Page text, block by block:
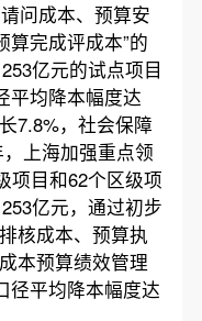
问成本、预算安
算完成评成本”的
亿元的试点项目
平均降本幅度达
7.8%，社会保障
上海加强重点领
项目和62个区级项
亿元，通过初步
核成本、预算执
本预算绩效管理
径平均降本幅度达